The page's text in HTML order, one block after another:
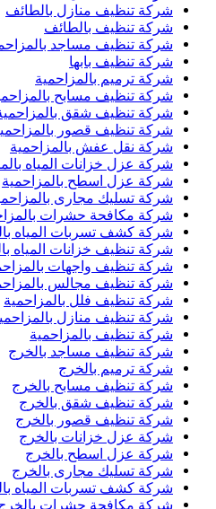
شركة تنظيف منازل بالطائف
شركة تنظيف بالطائف
شركة تنظيف مساجد
شركة تنظيف بابها
شركة ترميم بالمزاحمية
شركة تنظيف مسابح
شركة تنظيف شقق
شركة تنظيف قصور
شركة نقل عفش بالمزاحمية
شركة عزل خزانات المياه
شركة عزل اسطح بالمزاحمية
شركة تسليك مجارى
شركة مكافحة حشرات
شركة كشف تسربات المياه
شركة تنظيف خزانات المياه
شركة تنظيف واجهات
شركة تنظيف مجالس
شركة تنظيف فلل بالمزاحمية
شركة تنظيف منازل
شركة تنظيف بالمزاحمية
شركة تنظيف مساجد بالخرج
شركة ترميم بالخرج
شركة تنظيف مسابح بالخرج
شركة تنظيف شقق بالخرج
شركة تنظيف قصور بالخرج
شركة عزل خزانات بالخرج
شركة عزل اسطح بالخرج
شركة تسليك مجارى بالخرج
شركة كشف تسربات المياه
شركة مكافحة حشرات